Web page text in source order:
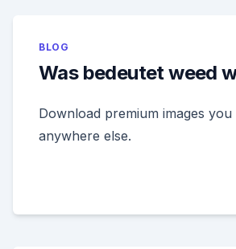
BLOG
Was bedeutet weed
Download premium images
anywhere else.